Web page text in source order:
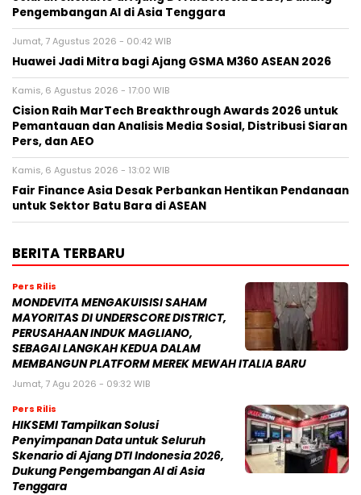
Pengembangan AI di Asia Tenggara
Jumat, 7 Agustus 2026 - 00:42 WIB
Huawei Jadi Mitra bagi Ajang GSMA M360 ASEAN 2026
Kamis, 6 Agustus 2026 - 17:00 WIB
Cision Raih MarTech Breakthrough Awards 2026 untuk
Pemantauan dan Analisis Media Sosial, Distribusi Siaran
Pers, dan AEO
Kamis, 6 Agustus 2026 - 13:02 WIB
Fair Finance Asia Desak Perbankan Hentikan Pendanaan
untuk Sektor Batu Bara di ASEAN
BERITA TERBARU
Pers Rilis
MONDEVITA MENGAKUISISI SAHAM
MAYORITAS DI UNDERSCORE DISTRICT,
PERUSAHAAN INDUK MAGLIANO,
SEBAGAI LANGKAH KEDUA DALAM
MEMBANGUN PLATFORM MEREK MEWAH ITALIA BARU
Jumat, 7 Agu 2026 - 09:32 WIB
Pers Rilis
HIKSEMI Tampilkan Solusi
Penyimpanan Data untuk Seluruh
Skenario di Ajang DTI Indonesia 2026,
Dukung Pengembangan AI di Asia
Tenggara